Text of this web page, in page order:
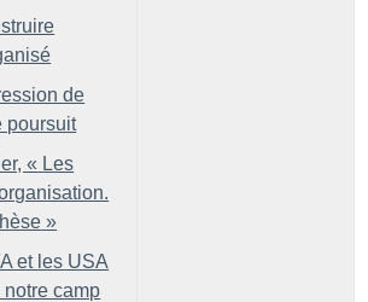
de
poursuit
« Les
»
et les USA
notre camp